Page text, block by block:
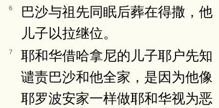
6
巴沙与祖先同眠后葬在得撒，他
儿子以拉继位。
7
耶和华借哈拿尼的儿子耶户先知
谴责巴沙和他全家，是因为他像
耶罗波安家一样做耶和华视为恶